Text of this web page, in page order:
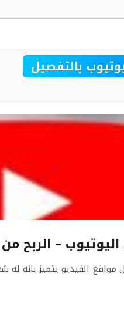
بالتفصيل
– الربح
الفيديو يتميز بانه له